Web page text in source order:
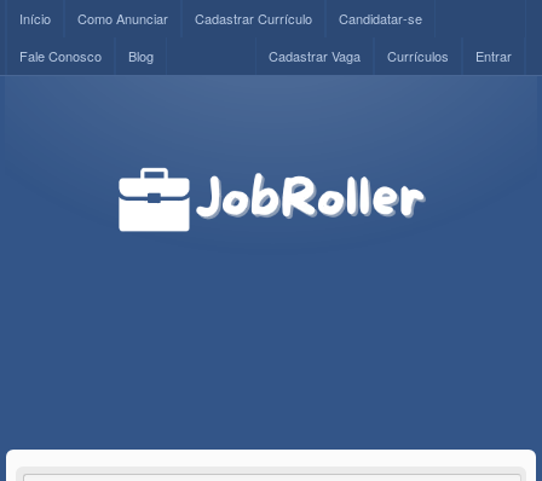
Início Como Anunciar Cadastrar Currículo
Candidatar-se
Fale Conosco
Blog Entrar
Currículos
Cadastrar Vaga